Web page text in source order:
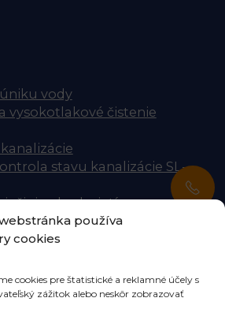
používa
cookies
cookies pre štatistické a reklamné účely s
zážitok alebo neskôr zobrazovať
vody
vysokotlakové čistenie
stavu kanalizácie SL-
inžinierskych sietí